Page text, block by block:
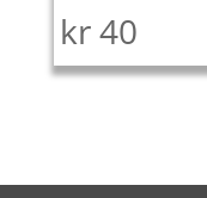
kr40